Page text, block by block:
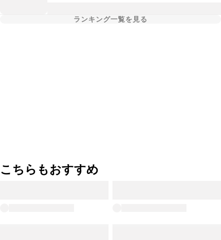
ランキング一覧を見る
こちらもおすすめ